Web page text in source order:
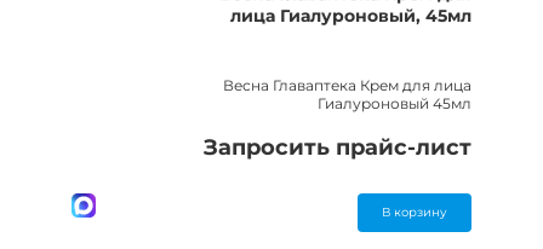
лица Гиалуроновый, 45мл
Весна Главаптека Крем для лица
Гиалуроновый 45мл
Запросить прайс-лист
В корзину